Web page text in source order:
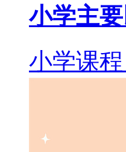
小学主
小学课程